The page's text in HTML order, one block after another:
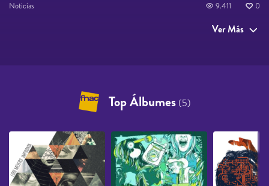
Noticias 9.411 0
Ver Más
Top Álbumes (5)